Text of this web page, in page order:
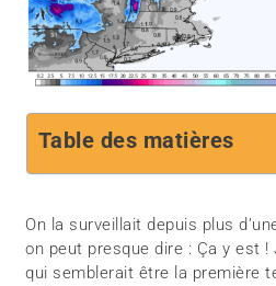
Table des matières
On la surveillait depuis plus
on peut presque dire : Ça y est
qui semblerait être la première